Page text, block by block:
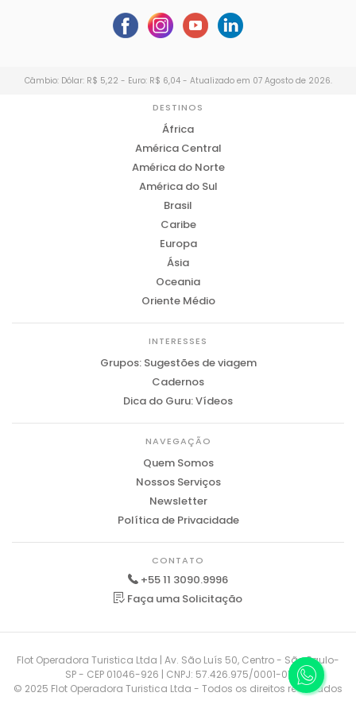
Câmbio: Dólar: R$ 5,22 - Euro: R$ 6,04 - Atualizado em 07 Agosto de 2026.
DESTINOS
África
América Central
América do Norte
América do Sul
Brasil
Caribe
Europa
Ásia
Oceania
Oriente Médio
INTERESSES
Grupos: Sugestões de viagem
Cadernos
Dica do Guru: Vídeos
NAVEGAÇÃO
Quem Somos
Nossos Serviços
Newsletter
Política de Privacidade
CONTATO
+55 11 3090.9996
Faça uma Solicitação
Flot Operadora Turistica Ltda | Av. São Luís 50, Centro - São Paulo-
SP - CEP 01046-926 | CNPJ: 57.426.975/0001-01
© 2025 Flot Operadora Turistica Ltda - Todos os direitos reservados